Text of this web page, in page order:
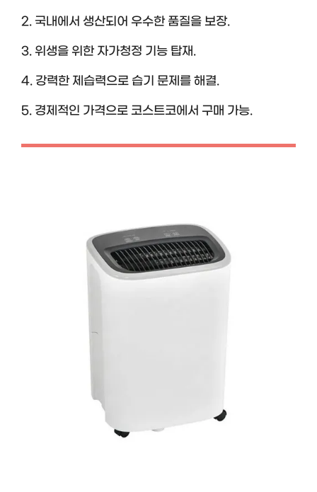
2. 국내에서 생산되어 우수한 품질을 보장.
3. 위생을 위한 자가청정 기능 탑재.
4. 강력한 제습력으로 습기 문제를 해결.
5. 경제적인 가격으로 코스트코에서 구매 가능.